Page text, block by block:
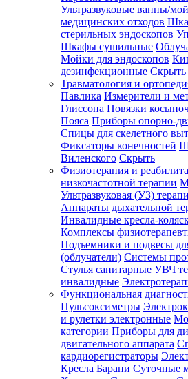
Ультразвуковые ванны/
медицинских отходов
стерильных эндоскопов
Шкафы сушильные
Мойки для эндоскопов
дезинфекционные Скрыть
Травматология и
Павлика Измерители и
Глиссона Повязки
Пояса Приборы опорно-
Спицы для скелетного
Фиксаторы конечностей
Виленского Скрыть
Физиотерапия и
низкочастотной терапии
Ультразвуковая (УЗ)
Аппараты дыхательной
Инвалидные кресла-
Комплексы
Подъемники и подвесы
(облучатели) Системы
Стулья санитарные УВЧ
инвалидные
Функциональная
Пульсоксиметры
и рулетки электронные
категории Приборы для
двигательного аппарата
кардиорегистраторы
Кресла Барани Суточные